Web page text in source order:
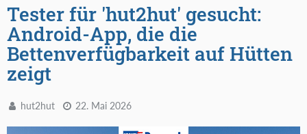
Tester für 'hut2hut' gesucht:
Android-App, die die
Bettenverfügbarkeit auf Hütten
zeigt
hut2hut 22. Mai 2026